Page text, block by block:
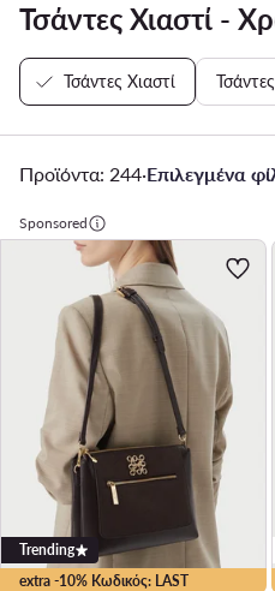
Τσάντες Χιαστί -
Τσάντες Χιαστί
Προϊόντα: 244·Επιλεγμένα
Sponsored
extra -10% Κωδικός: LAST
Trending